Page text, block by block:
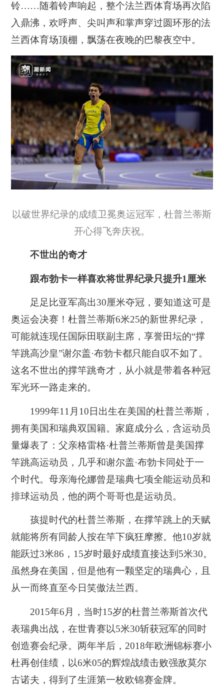
铃……随着铃声响起，整个法兰西体育场再次陷
入鼎沸，欢呼声、尖叫声和掌声穿过圆环形的法
兰西体育场顶棚，飘荡在夜晚的巴黎夜空中。
以破世界纪录的成绩卫冕奥运冠军，杜普兰蒂斯
开心得飞奔庆祝。
不世出的奇才
跟布勃卡一样喜欢将世界纪录只提升1厘米
足足比亚军高出30厘米夺冠，要知道这可是
奥运会决赛！杜普兰蒂斯6米25的新世界纪录，
可能就连现任国际田联副主席，享誉田坛的“撑
竿跳高沙皇”谢尔盖·布勃卡都只能自叹不如了。
这名不世出的撑竿跳奇才，从小就是带着各种冠
军光环一路走来的。
1999年11月10日出生在美国的杜普兰蒂斯，
拥有美国和瑞典双国籍。家庭成分么，含运动员
量爆表了：父亲格雷格·杜普兰蒂斯曾是美国撑
竿跳高运动员，几乎和谢尔盖·布勃卡同处于一
个时代。母亲海伦娜曾是瑞典七项全能运动员和
排球运动员，他的两个哥哥也是运动员。
孩提时代的杜普兰蒂斯，在撑竿跳上的天赋
就能将所有同龄人按在竿下疯狂摩擦。他10岁就
能跃过3米86，15岁时最好成绩直接达到5米30。
虽然身在美国，但是他有一颗坚定的瑞典心，且
从一而终直至今日笑傲法兰西。
2015年6月，当时15岁的杜普兰蒂斯首次代
表瑞典出战，在世青赛以5米30斩获冠军的同时
创造赛会纪录。两年半后，2018年欧洲锦标赛小
杜再创佳绩，以6米05的辉煌战绩击败强敌莫尔
古诺夫，得到了生涯第一枚欧锦赛金牌。